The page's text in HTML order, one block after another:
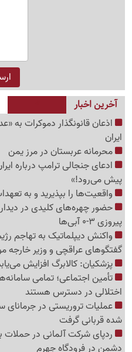
آخرین اخبار
اذعان قانونگذار دموکرات به
ایران
محرمانه عربستان در مرز یمن
ادعای جنجالی ترامپ درباره
پیش می‌رود!»
واقعیت‌ها را بپذیرید و به
حضور چهره‌های کلیدی در
پیروزی 3-0 آبی‌ها
واکنش دیپلماتیک به تهاجم
گفتگوهای عراقچی و وزیر خارجه
پزشکیان: کالابرگ افزایش
تأمین اجتماعی؛ تمامی
اختلالی در دسترس هستند
عملیات تروریستی در جرمانای
شده قربانی گرفت
ردپای شرکت آلمانی در حملات
دشمن در فرودگاه جهرم